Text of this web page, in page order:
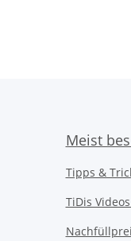
Meist
Tipps &
TiDis